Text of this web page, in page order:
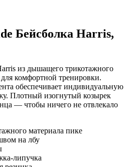
Бейсболка Harris,
из дышащего трикотажного
комфортной тренировки.
обеспечивает индивидуальную
Плотный изогнутый козырек
— чтобы ничего не отвлекало
материала пике
на лбу
липучка